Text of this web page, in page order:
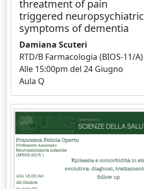
threatment of pain
triggered neuropsychiatric
symptoms of dementia
Damiana Scuteri
RTD/B Farmacologia (BIOS-11/A)
Alle 15:00pm del 24 Giugno
Aula Q